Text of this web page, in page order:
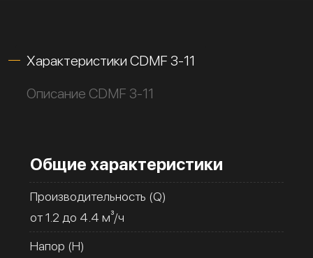
Характеристики CDMF 3-11
Описание CDMF 3-11
Общие характеристики
Производительность (Q)
от 1.2 до 4.4 м³/ч
Напор (H)